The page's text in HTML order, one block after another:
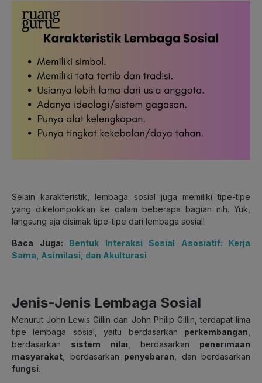
Selain karakteristik, lembaga sosial juga memiliki tipe-tipe
yang dikelompokkan ke dalam beberapa bagian nih. Yuk,
langsung aja disimak tipe-tipe dari lembaga sosial!
Baca Juga: Bentuk Interaksi Sosial Asosiatif: Kerja
Sama, Asimilasi, dan Akulturasi
Jenis-Jenis Lembaga Sosial
Menurut John Lewis Gillin dan John Philip Gillin, terdapat lima
tipe lembaga sosial, yaitu berdasarkan perkembangan
berdasarkan sistem nilai , berdasarkan penerimaan
masyarakat , berdasarkan penyebaran , dan berdasarkan
fungsi.